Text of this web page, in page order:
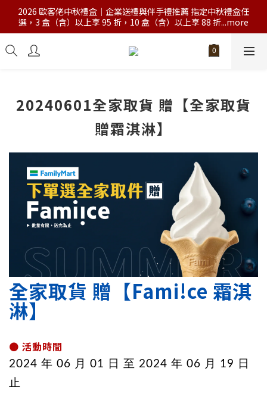
2026 歐客佬中秋禮盒｜企業送禮與伴手禮推薦 指定中秋禮盒任
選，3 盒（含）以上享 95 折，10 盒（含）以上享 88 折...more
20240601全家取貨 贈【全家取貨
贈霜淇淋】
全家取貨 贈【Fami!ce 霜淇
淋】
🟤 活動時間
2024 年 06 月 01 日 至 2024 年 06 月 19 日
止